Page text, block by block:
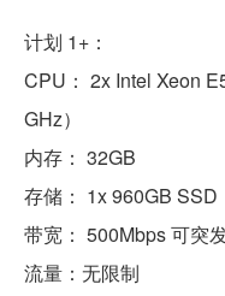
计划 1+：
CPU： 2x Intel Xeon
GHz）
内存： 32GB
存储： 1x 960GB SSD
带宽： 500Mbps 可突
流量：无限制